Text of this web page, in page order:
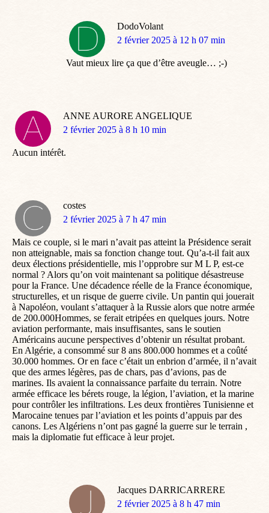
DodoVolant
dit
2 février 2025 à 12 h 07 min
Vaut mieux lire ça que d’être aveugle… ;-)
ANNE AURORE ANGELIQUE
dit
2 février 2025 à 8 h 10 min
Aucun intérêt.
costes
dit
2 février 2025 à 7 h 47 min
Mais ce couple, si le mari n’avait pas atteint la Présidence serait
non atteignable, mais sa fonction change tout. Qu’a-t-il fait aux
deux élections présidentielle, mis l’opprobre sur M L P, est-ce
normal ? Alors qu’on voit maintenant sa politique désastreuse
pour la France. Une décadence réelle de la France économique,
structurelles, et un risque de guerre civile. Un pantin qui jouerait
à Napoléon, voulant s’attaquer à la Russie alors que notre armée
de 200.000Hommes, se ferait etripées en quelques jours. Notre
aviation performante, mais insuffisantes, sans le soutien
Américains aucune perspectives d’obtenir un résultat probant.
En Algérie, a consommé sur 8 ans 800.000 hommes et a coûté
30.000 hommes. Or en face c’était un enbrion d’armée, il n’avait
que des armes légères, pas de chars, pas d’avions, pas de
marines. Ils avaient la connaissance parfaite du terrain. Notre
armée efficace les bérets rouge, la légion, l’aviation, et la marine
pour contrôler les infiltrations. Les deux frontières Tunisienne et
Marocaine tenues par l’aviation et les points d’appuis par des
canons. Les Algériens n’ont pas gagné la guerre sur le terrain ,
mais la diplomatie fut efficace à leur projet.
Jacques DARRICARRERE
dit
2 février 2025 à 8 h 47 min